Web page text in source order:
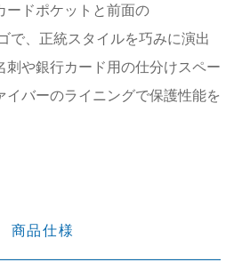
ードポケットと前面の
で、正統スタイルを巧みに演出
刺や銀行カード用の仕分けスペー
イバーのライニングで保護性能を
商品仕様